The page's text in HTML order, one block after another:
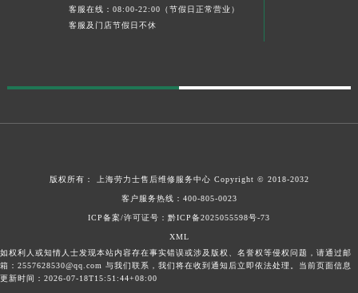
客服在线：08:00-22:00（节假日正常营业）
客服及门店节假日不休
版权所有： 上海劳力士售后维修服务中心 Copyright © 2018-2032
客户服务热线： 400-805-0023
ICP备案/许可证号：黔ICP备2025055598号-73
XML
如权利人或知情人士发现本站内容存在事实错误或涉及版权、名誉权等侵权问题，请通过邮
箱：2557628530@qq.com 与我们联系，我们将在收到通知后立即依法处理。当前页面信息
更新时间：2026-07-18T15:51:44+08:00